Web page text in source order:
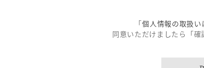
「個人情報の取扱い
同意いただけましたら「確